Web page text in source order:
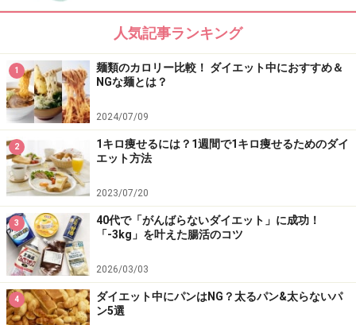
理解いただけたかと思います。
次は、ダイエットにおける水分 を考える上で、注意すべ
きポイントを説明します！
※記事内容は執筆時点のものです。最新の内容をご確認くださ
※ダイエットは個人の体質、また、誤った方法による実践に起因
して体調不良を引き起こす場合があります。実践の際には、必ず
自身の体質及び健康状態を十分に考慮したうえで、正しい方法で
おこなってください。また、全ての方への有効性を保証するもの
ではありません。
人気記事ランキング
1
麺類のカロリー比較！ ダイエット中におすすめ＆
NGな麺とは？
2024/07/09
2
1キロ痩せるには？1週間で1キロ痩せるためのダイ
エット方法
2023/07/20
3
40代で「がんばらないダイエット」に成功！
「-3kg」を叶えた腸活のコツ
2026/03/03
4
ダイエット中にパンはNG？太るパン&太らないパ
ン5選